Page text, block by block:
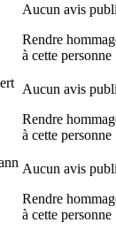
Aucun avis
Rendre
à cette personne
Aucun avis
Rendre
à cette personne
Aucun avis
Rendre
à cette personne